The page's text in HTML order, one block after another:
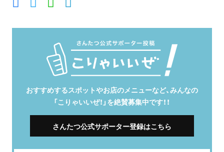
おすすめするスポットやお店のメニューなど、みんなの
「こりゃいいぜ！」を絶賛募集中です！！
さんたつ公式サポーター登録はこちら